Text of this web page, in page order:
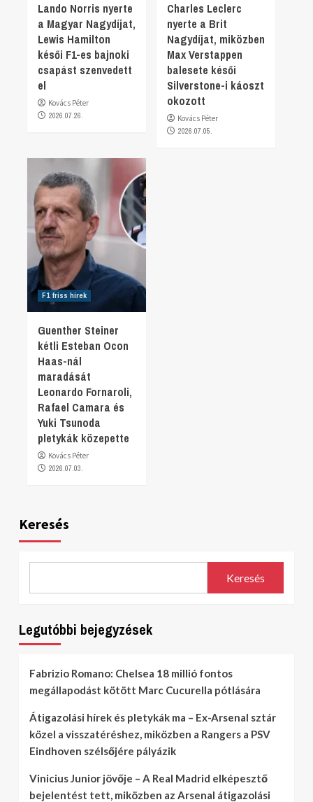
Lando Norris nyerte
a Magyar Nagydíjat,
Lewis Hamilton
késői F1-es bajnoki
csapást szenvedett
el
Kovács Péter
2026.07.26.
Charles Leclerc
nyerte a Brit
Nagydíjat, miközben
Max Verstappen
balesete késői
Silverstone-i káoszt
okozott
Kovács Péter
2026.07.05.
F1 friss hírek
Guenther Steiner
kétli Esteban Ocon
Haas-nál
maradását
Leonardo Fornaroli,
Rafael Camara és
Yuki Tsunoda
pletykák közepette
Kovács Péter
2026.07.03.
Keresés
Keresés
Legutóbbi bejegyzések
Fabrizio Romano: Chelsea 18 millió fontos
megállapodást kötött Marc Cucurella pótlására
Átigazolási hírek és pletykák ma – Ex-Arsenal sztár
közel a visszatéréshez, miközben a Rangers a PSV
Eindhoven szélsőjére pályázik
Vinicius Junior jövője – A Real Madrid elképesztő
bejelentést tett, miközben az Arsenal átigazolási